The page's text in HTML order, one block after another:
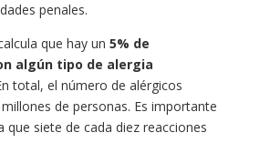
penales.
que hay un 5% de
algún tipo de alergia
total, el número de alérgicos
de personas. Es importante
que siete de cada diez reacciones